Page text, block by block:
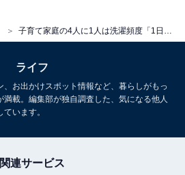
が家事の中でも「洗濯は拘束時
さらには部屋干しの機会も増えて
。
るタイパ家電を教えてもらいま
ライフ
お出かけスポット情報など、暮らしがもっ
満載。編集部が独自調査した、気になる他人
います。
関連サービス